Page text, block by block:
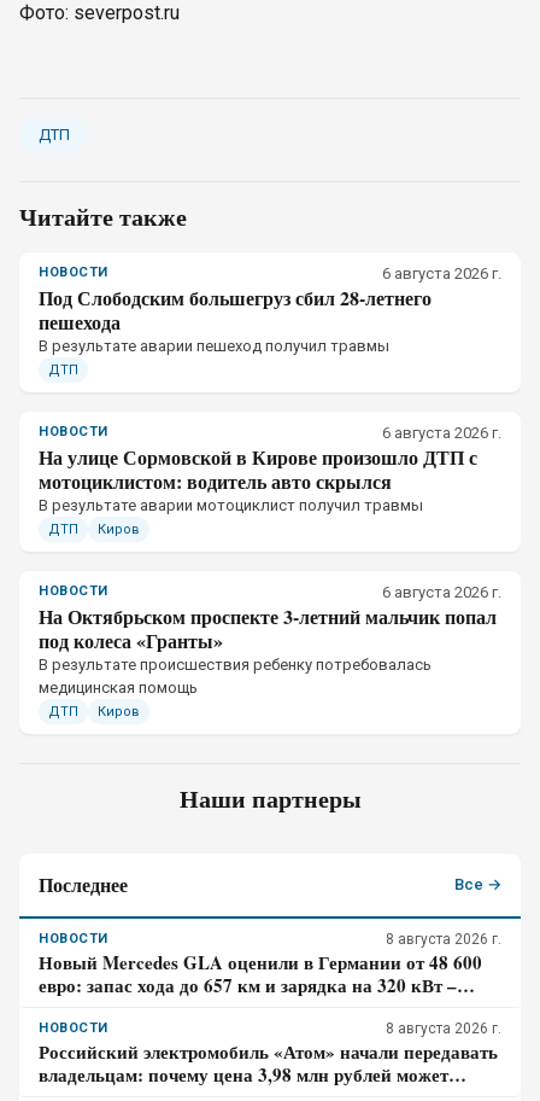
Фото: severpost.ru
ДТП
Читайте также
НОВОСТИ 6 августа 2026 г.
Под Слободским большегруз сбил 28-летнего
пешехода
В результате аварии пешеход получил травмы
ДТП
НОВОСТИ 6 августа 2026 г.
На улице Сормовской в Кирове произошло ДТП с
мотоциклистом: водитель авто скрылся
В результате аварии мотоциклист получил травмы
ДТП Киров
НОВОСТИ 6 августа 2026 г.
На Октябрьском проспекте 3-летний мальчик попал
под колеса «Гранты»
В результате происшествия ребенку потребовалась
медицинская помощь
ДТП Киров
Наши партнеры
Последнее Все →
НОВОСТИ 8 августа 2026 г.
Новый Mercedes GLA оценили в Германии от 48 600
евро: запас хода до 657 км и зарядка на 320 кВт –
НОВОСТИ 8 августа 2026 г.
Российский электромобиль «Атом» начали передавать
владельцам: почему цена 3,98 млн рублей может